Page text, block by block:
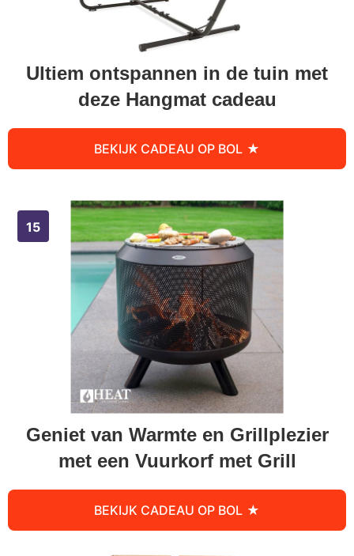
Ultiem ontspannen in de tuin met
deze Hangmat cadeau
BEKIJK CADEAU OP BOL
Geniet van Warmte en Grillplezier
met een Vuurkorf met Grill
BEKIJK CADEAU OP BOL